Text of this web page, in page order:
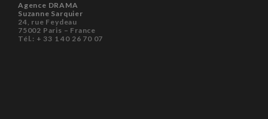
Agence DRAMA
Suzanne Sarquier
24, rue Feydeau
75002 Paris – France
Tél.: + 33 1 40 26 70 07